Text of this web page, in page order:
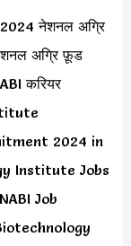
2024 नेशनल अग्रि
अग्रि फ़ूड
करियर
2024 in
Institute Jobs
Job